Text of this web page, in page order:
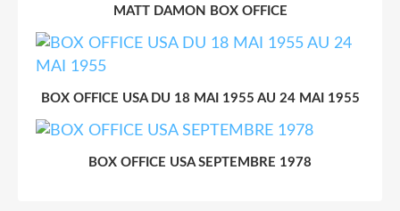
MATT DAMON BOX OFFICE
BOX OFFICE USA DU 18 MAI 1955 AU 24 MAI 1955
BOX OFFICE USA SEPTEMBRE 1978